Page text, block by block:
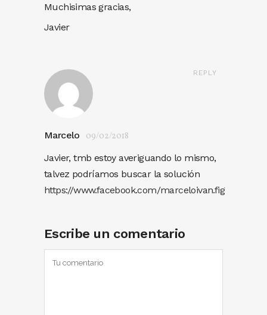
Muchisimas gracias,
Javier
REPLY
Marcelo
09/02/2018
Javier, tmb estoy averiguando lo mismo,
talvez podríamos buscar la solución
https://www.facebook.com/marceloivan.fig
Escribe un comentario